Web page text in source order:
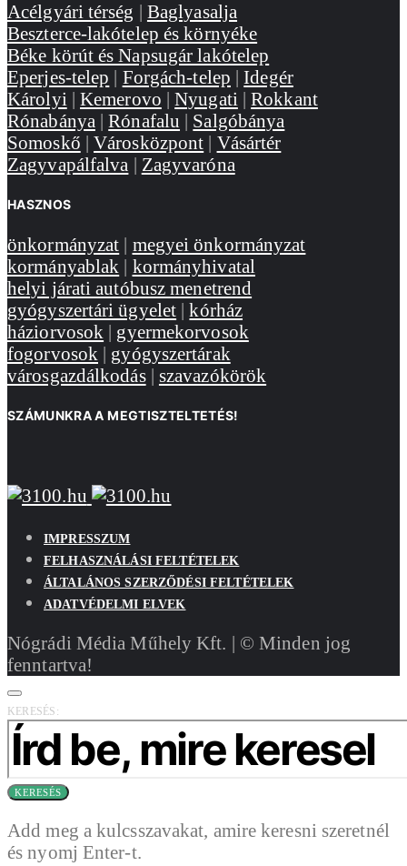
Acélgyári térség | Baglyasalja
Beszterce-lakótelep és környéke
Béke körút és Napsugár lakótelep
Eperjes-telep | Forgách-telep |Idegér
Károlyi |Kemerovo |Nyugati |Rokkant
Rónabánya |Rónafalu | Salgóbánya
Somoskő |Városközpont | Vásártér
Zagyvapálfalva | Zagyvaróna
HASZNOS
önkormányzat | megyei önkormányzat
kormányablak | kormányhivatal
helyi járati autóbusz menetrend
gyógyszertári ügyelet |kórház
háziorvosok | gyermekorvosok
fogorvosok | gyógyszertárak
városgazdálkodás| szavazókörök
SZÁMUNKRA A MEGTISZTELTETÉS!
IMPRESSZUM
FELHASZNÁLÁSI FELTÉTELEK
ÁLTALÁNOS SZERZŐDÉSI FELTÉTELEK
ADATVÉDELMI ELVEK
Nógrádi Média Műhely Kft. | © Minden jog
fenntartva!
KERESÉS:
KERESÉS
Add meg a kulcsszavakat, amire keresni szeretnél
és nyomj Enter-t.